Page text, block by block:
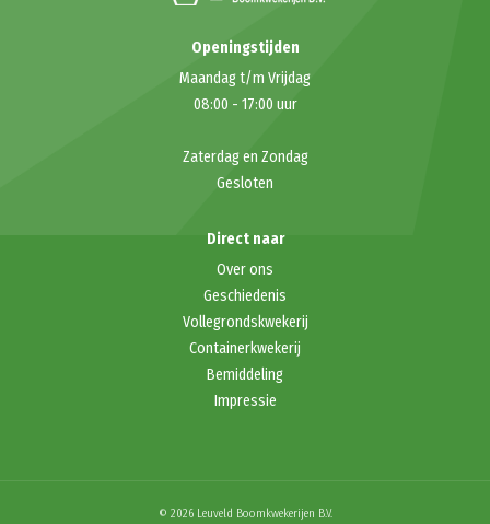
Openingstijden
Maandag t/m Vrijdag
08:00 - 17:00 uur
Zaterdag en Zondag
Gesloten
Direct naar
Over ons
Geschiedenis
Vollegrondskwekerij
Containerkwekerij
Bemiddeling
Impressie
© 2026 Leuveld Boomkwekerijen B.V.